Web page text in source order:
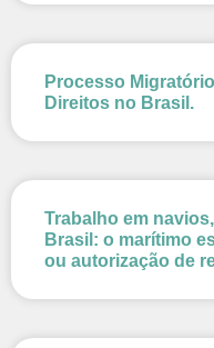
Processo
Direitos no Brasil.
Trabalho em
Brasil: o marítimo
ou autorização de